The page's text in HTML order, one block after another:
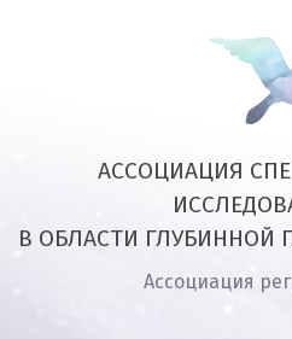
АССОЦИАЦИЯ
В ОБЛАСТИ ГЛУБИННОЙ
Ассоциация